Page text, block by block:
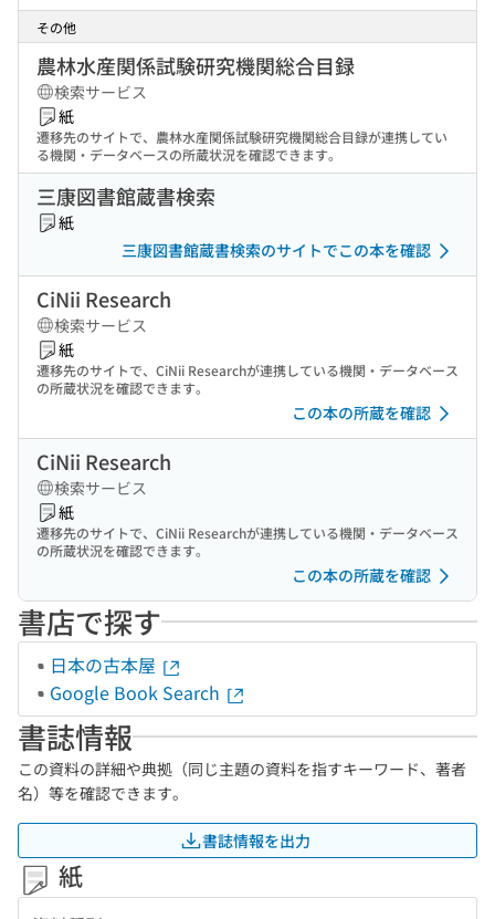
その他
農林水産関係試験研究機関総合目録
検索サービス
紙
遷移先のサイトで、農林水産関係試験研究機関総合目録が連携してい
る機関・データベースの所蔵状況を確認できます。
三康図書館蔵書検索
紙
三康図書館蔵書検索のサイトでこの本を確認
CiNii Research
検索サービス
紙
遷移先のサイトで、CiNii Researchが連携している機関・データベース
の所蔵状況を確認できます。
この本の所蔵を確認
CiNii Research
検索サービス
紙
遷移先のサイトで、CiNii Researchが連携している機関・データベース
の所蔵状況を確認できます。
この本の所蔵を確認
書店で探す
日本の古本屋
Google Book Search
書誌情報
この資料の詳細や典拠（同じ主題の資料を指すキーワード、著者
名）等を確認できます。
書誌情報を出力
紙